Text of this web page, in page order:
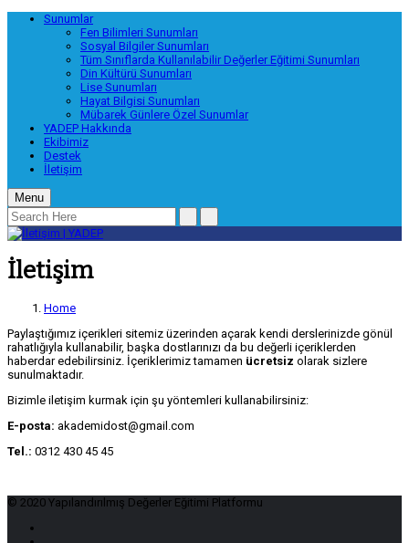
Sunumlar
Fen Bilimleri Sunumları
Sosyal Bilgiler Sunumları
Tüm Sınıflarda Kullanılabilir Değerler Eğitimi Sunumları
Din Kültürü Sunumları
Lise Sunumları
Hayat Bilgisi Sunumları
Mübarek Günlere Özel Sunumlar
YADEP Hakkında
Ekibimiz
Destek
İletişim
Menu
İletişim
Home
Paylaştığımız içerikleri sitemiz üzerinden açarak kendi derslerinizde gönül
rahatlığıyla kullanabilir, başka dostlarınızı da bu değerli içeriklerden
haberdar edebilirsiniz. İçeriklerimiz tamamen ücretsiz olarak sizlere
sunulmaktadır.
Bizimle iletişim kurmak için şu yöntemleri kullanabilirsiniz:
E-posta: akademidost@gmail.com
Tel.: 0312 430 45 45
© 2020 Yapılandırılmış Değerler Eğitimi Platformu